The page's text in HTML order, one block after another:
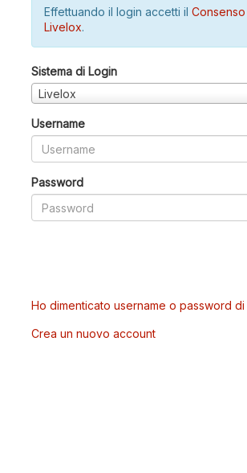
Effettuando il login accetti il
Livelox.
Sistema di Login
Livelox
Username
Password
Ho dimenticato username o password
Crea un nuovo account